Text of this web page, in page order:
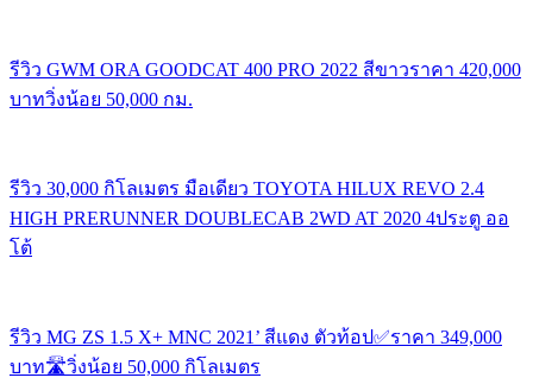
รีวิว GWM ORA GOODCAT 400 PRO 2022 สีขาวราคา 420,000
บาทวิ่งน้อย 50,000 กม.
รีวิว 30,000 กิโลเมตร มือเดียว TOYOTA HILUX REVO 2.4
HIGH PRERUNNER DOUBLECAB 2WD AT 2020 4ประตู ออ
โต้
รีวิว MG ZS 1.5 X+ MNC 2021’ สีแดง ตัวท้อป✅ราคา 349,000
บาท🛣️วิ่งน้อย 50,000 กิโลเมตร